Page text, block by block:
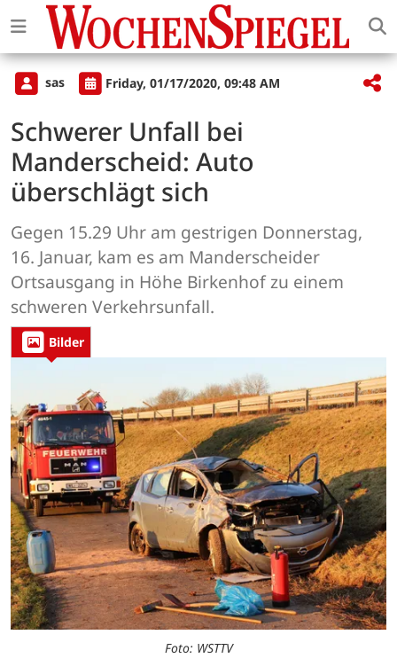
sas Friday, 01/17/2020, 09:48 AM
Schwerer Unfall bei
Manderscheid: Auto
überschlägt sich
Gegen 15.29 Uhr am gestrigen Donnerstag,
16. Januar, kam es am Manderscheider
Ortsausgang in Höhe Birkenhof zu einem
schweren Verkehrsunfall.
Bilder
Foto: WSTTV